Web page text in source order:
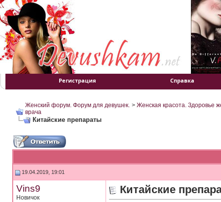
Регистрация Справка
Женский форум. Форум для девушек. > Женская красота. Здоровье
врача
Китайские препараты
19.04.2019, 19:01
Vins9
Новичок
Китайские